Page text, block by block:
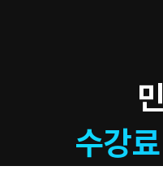
수강